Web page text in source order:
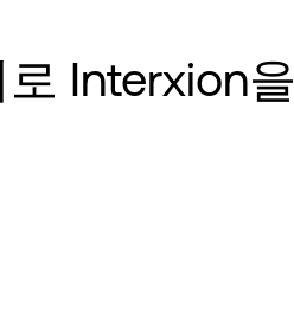
Interxion을